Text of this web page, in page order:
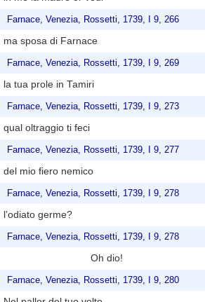
Farnace, Venezia, Rossetti, 1739, I 9, 266
ma sposa di Farnace
Farnace, Venezia, Rossetti, 1739, I 9, 269
la tua prole in Tamiri
Farnace, Venezia, Rossetti, 1739, I 9, 273
qual oltraggio ti feci
Farnace, Venezia, Rossetti, 1739, I 9, 277
del mio fiero nemico
Farnace, Venezia, Rossetti, 1739, I 9, 278
l’odiato germe?
Farnace, Venezia, Rossetti, 1739, I 9, 278
Oh dio!
Farnace, Venezia, Rossetti, 1739, I 9, 280